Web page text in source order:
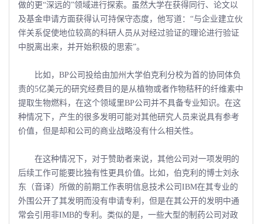
做的更“深远的”领域进行探索。虽然大学在获得同行、论文以
及基金申请方面获得认可持保守态度，他写道：“与企业建立伙
伴关系促使地位较高的科研人员从对经过验证的理论进行验证
中脱离出来，并开始积极的思索”。
比如，BP公司投给由加州大学伯克利分校为首的协同体负
责的5亿美元的研究经费目的是从植物或者作物秸秆的纤维素中
提取生物燃料，在这个领域里BP公司并不具备专业知识。在这
种情况下，产生的很多发明可能对其他研究人员来说具有参考
价值，但是却和公司的商业战略没有什么相关性。
在这种情况下，对于赞助者来说，其他公司对一项发明的
后续工作可能要比独有性更具价值。比如，伯克利的博士刘永
东（音译）所做的前期工作表明信息技术公司IBM在其专业的
外围公开了其发明而没有申请专利，但是在其公开的发明中通
常会引用非IMB的专利。类似的是，一些大型的制药公司对政